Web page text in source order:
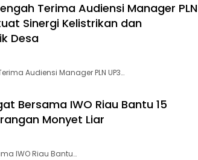
Terima Audiensi Manager PLN
Sinergi Kelistrikan dan
Desa
Audiensi Manager PLN UP3…
Bersama IWO Riau Bantu 15
Monyet Liar
IWO Riau Bantu…